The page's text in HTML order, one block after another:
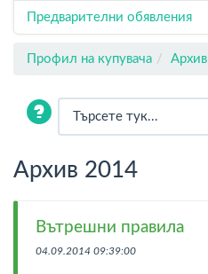
Предварителни обявления
Профил на купувача Архив
Архив 2014
Вътрешни правила
04.09.2014 09:39:00